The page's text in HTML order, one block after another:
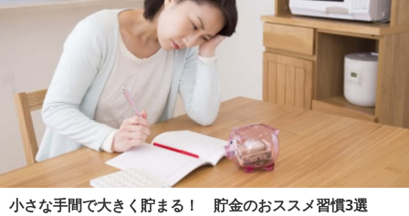
小さな手間で大きく貯まる！ 貯金のおススメ習慣3選